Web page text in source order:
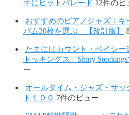
手にヒットパレード 12件のビ
おすすめのピアノジャズ：
バム20枚を選ぶ 【改訂版】
たまにはカウント・ベイシ
トッキングス」Shiny
ー
オールタイム・ジャズ・サ
ト１００ 7件のビュー